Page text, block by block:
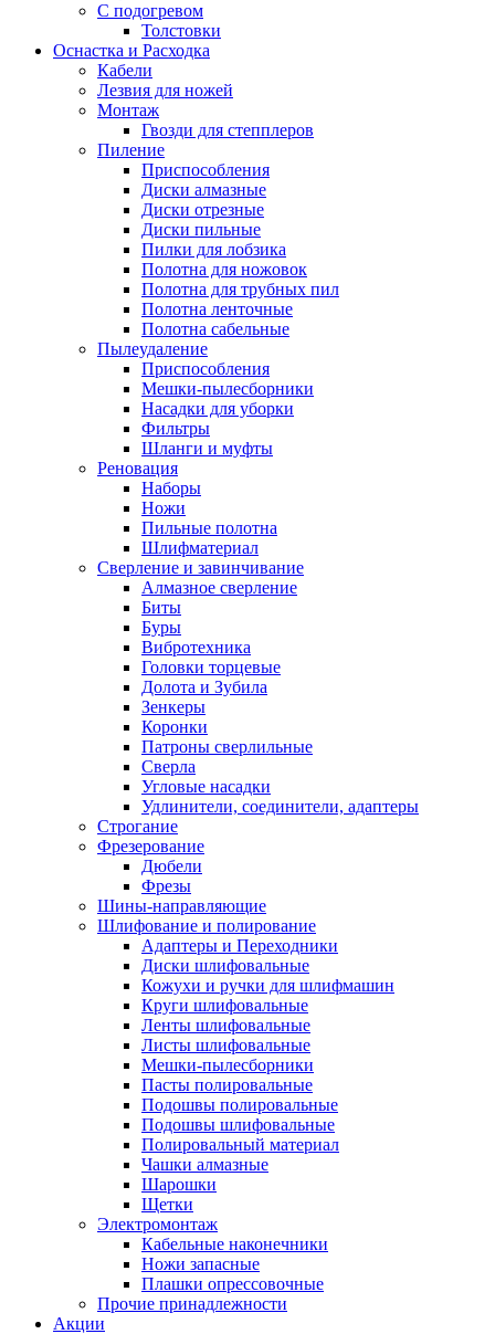
С подогревом
Толстовки
Оснастка и Расходка
Кабели
Лезвия для ножей
Монтаж
Гвозди для степплеров
Пиление
Приспособления
Диски алмазные
Диски отрезные
Диски пильные
Пилки для лобзика
Полотна для ножовок
Полотна для трубных пил
Полотна ленточные
Полотна сабельные
Пылеудаление
Приспособления
Мешки-пылесборники
Насадки для уборки
Фильтры
Шланги и муфты
Реновация
Наборы
Ножи
Пильные полотна
Шлифматериал
Сверление и завинчивание
Алмазное сверление
Биты
Буры
Вибротехника
Головки торцевые
Долота и Зубила
Зенкеры
Коронки
Патроны сверлильные
Сверла
Угловые насадки
Удлинители, соединители, адаптеры
Строгание
Фрезерование
Дюбели
Фрезы
Шины-направляющие
Шлифование и полирование
Адаптеры и Переходники
Диски шлифовальные
Кожухи и ручки для шлифмашин
Круги шлифовальные
Ленты шлифовальные
Листы шлифовальные
Мешки-пылесборники
Пасты полировальные
Подошвы полировальные
Подошвы шлифовальные
Полировальный материал
Чашки алмазные
Шарошки
Щетки
Электромонтаж
Кабельные наконечники
Ножи запасные
Плашки опрессовочные
Прочие принадлежности
Акции